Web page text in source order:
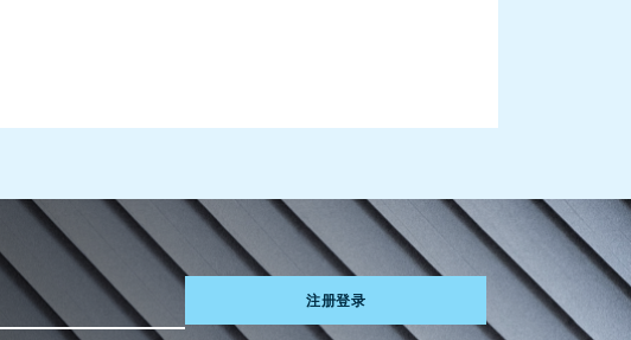
注册登录